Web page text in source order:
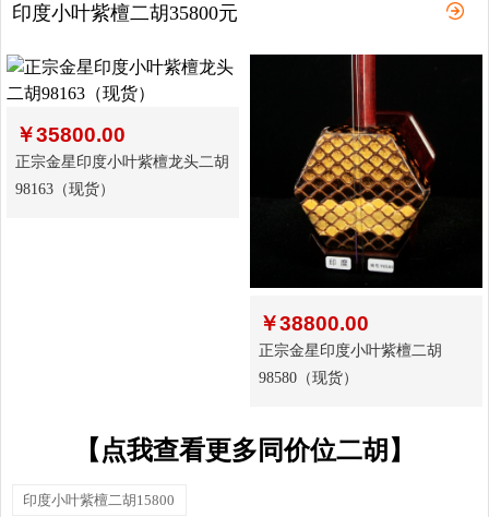
印度小叶紫檀二胡35800元
￥35800.00
正宗金星印度小叶紫檀龙头二胡
98163（现货）
￥38800.00
正宗金星印度小叶紫檀二胡
98580（现货）
【点我查看更多同价位二胡】
印度小叶紫檀二胡15800